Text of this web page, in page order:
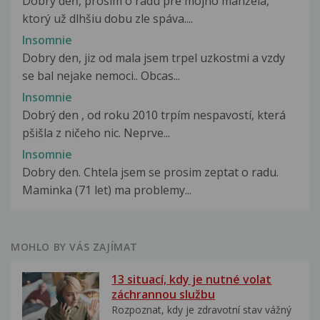
ktorý už dlhšiu dobu zle spáva....
Insomnie
Dobry den, jiz od mala jsem trpel uzkostmi a vzdy
se bal nejake nemoci.. Obcas...
Insomnie
Dobrý den , od roku 2010 trpím nespavostí, která
pšišla z ničeho nic. Neprve...
Insomnie
Dobry den. Chtela jsem se prosim zeptat o radu.
Maminka (71 let) ma problemy...
MOHLO BY VÁS ZAJÍMAT
13 situací, kdy je nutné volat
záchrannou službu
Rozpoznat, kdy je zdravotní stav vážný